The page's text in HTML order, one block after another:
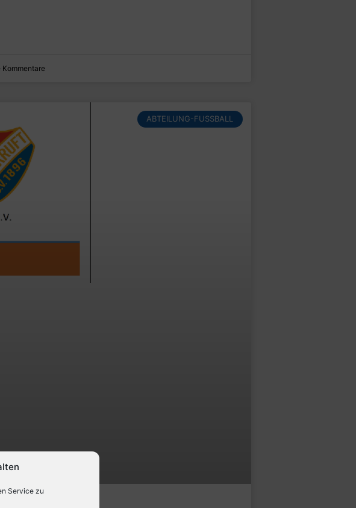
Service zu
Kommentare
ABTEILUNG-FUSSBALL